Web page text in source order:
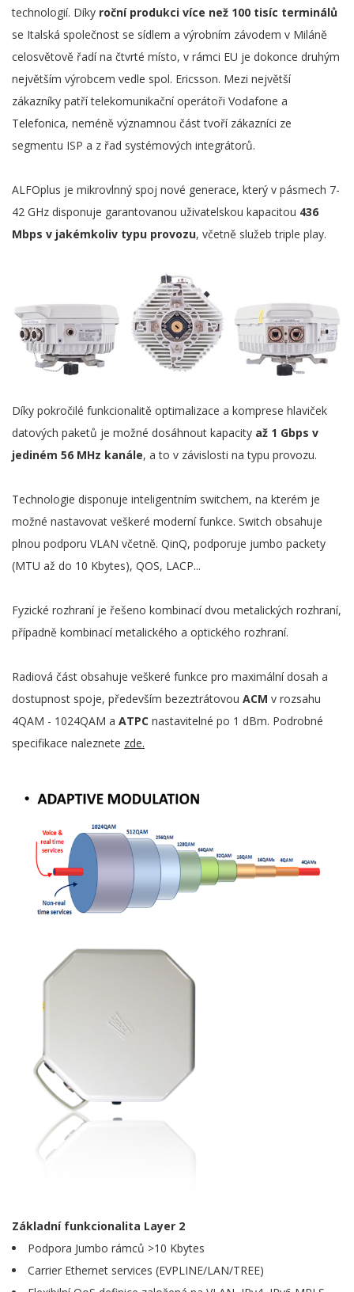
technologií. Díky roční produkci více než 100 tisíc terminálů
se Italská společnost se sídlem a výrobním závodem v Miláně
celosvětově řadí na čtvrté místo, v rámci EU je dokonce druhým
největším výrobcem vedle spol. Ericsson. Mezi největší
zákazníky patří telekomunikační operátoři Vodafone a
Telefonica, neméně významnou část tvoří zákazníci ze
segmentu ISP a z řad systémových integrátorů.
ALFOplus je mikrovlnný spoj nové generace, který v pásmech 7-
42 GHz disponuje garantovanou uživatelskou kapacitou 436
Mbps v jakémkoliv typu provozu, včetně služeb triple play.
Díky pokročilé funkcionalitě optimalizace a komprese hlaviček
datových paketů je možné dosáhnout kapacity až 1 Gbps v
jediném 56 MHz kanále, a to v závislosti na typu provozu.
Technologie disponuje inteligentním switchem, na kterém je
možné nastavovat veškeré moderní funkce. Switch obsahuje
plnou podporu VLAN včetně. QinQ, podporuje jumbo packety
(MTU až do 10 Kbytes), QOS, LACP...
Fyzické rozhraní je řešeno kombinací dvou metalických rozhraní,
případně kombinací metalického a optického rozhraní.
Radiová část obsahuje veškeré funkce pro maximální dosah a
dostupnost spoje, především bezeztrátovou ACM v rozsahu
4QAM - 1024QAM a ATPC nastavitelné po 1 dBm. Podrobné
specifikace naleznete zde.
Základní funkcionalita Layer 2
Podpora Jumbo rámců >10 Kbytes
Carrier Ethernet services (EVPLINE/LAN/TREE)